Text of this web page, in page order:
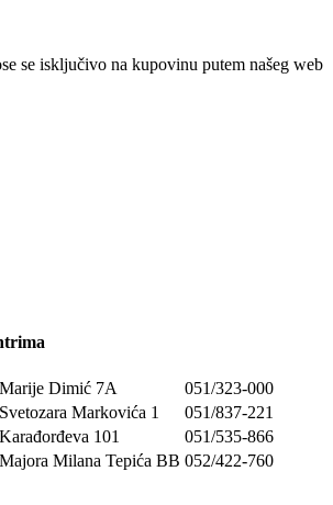
se isključivo na kupovinu putem našeg web
Marije Dimić 7A
051/323-000
Svetozara Markovića 1
051/837-221
Karađorđeva 101
051/535-866
Majora Milana Tepića BB 052/422-760